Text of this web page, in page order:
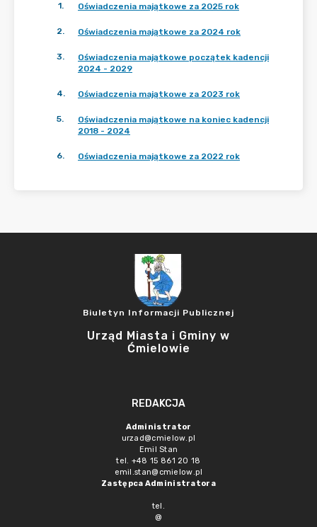
1. Oświadczenia majątkowe za 2025 rok
2. Oświadczenia majątkowe za 2024 rok
3.
Oświadczenia majątkowe początek kadencji
2024 - 2029
4. Oświadczenia majątkowe za 2023 rok
5.
Oświadczenia majątkowe na koniec kadencji
2018 - 2024
6. Oświadczenia majątkowe za 2022 rok
Biuletyn Informacji Publicznej
Urząd Miasta i Gminy w
Ćmielowie
REDAKCJA
Administrator
urzad@cmielow.pl
Emil Stan
tel. +48 15 861 20 18
emil.stan@cmielow.pl
Zastępca Administratora
tel.
@